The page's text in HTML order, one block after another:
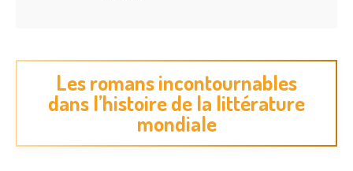
Les romans incontournables
dans l’histoire de la littérature
mondiale